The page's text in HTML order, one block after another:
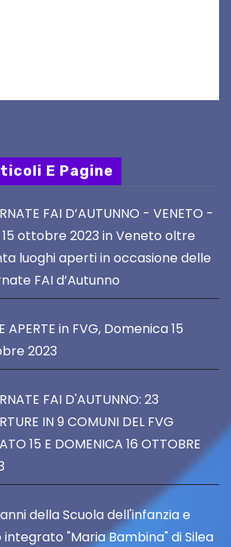
E Pagine
FAI D’AUTUNNO - VENETO -
15 ottobre 2023 in Veneto oltre
luoghi aperti in occasione delle
FAI d’Autunno
APERTE in FVG, Domenica 15
2023
FAI D'AUTUNNO: 23
IN 9 COMUNI DEL FVG
15 E DOMENICA 16 OTTOBRE
della Scuola dell'infanzia e
integrato "Maria Bambina" di Silea